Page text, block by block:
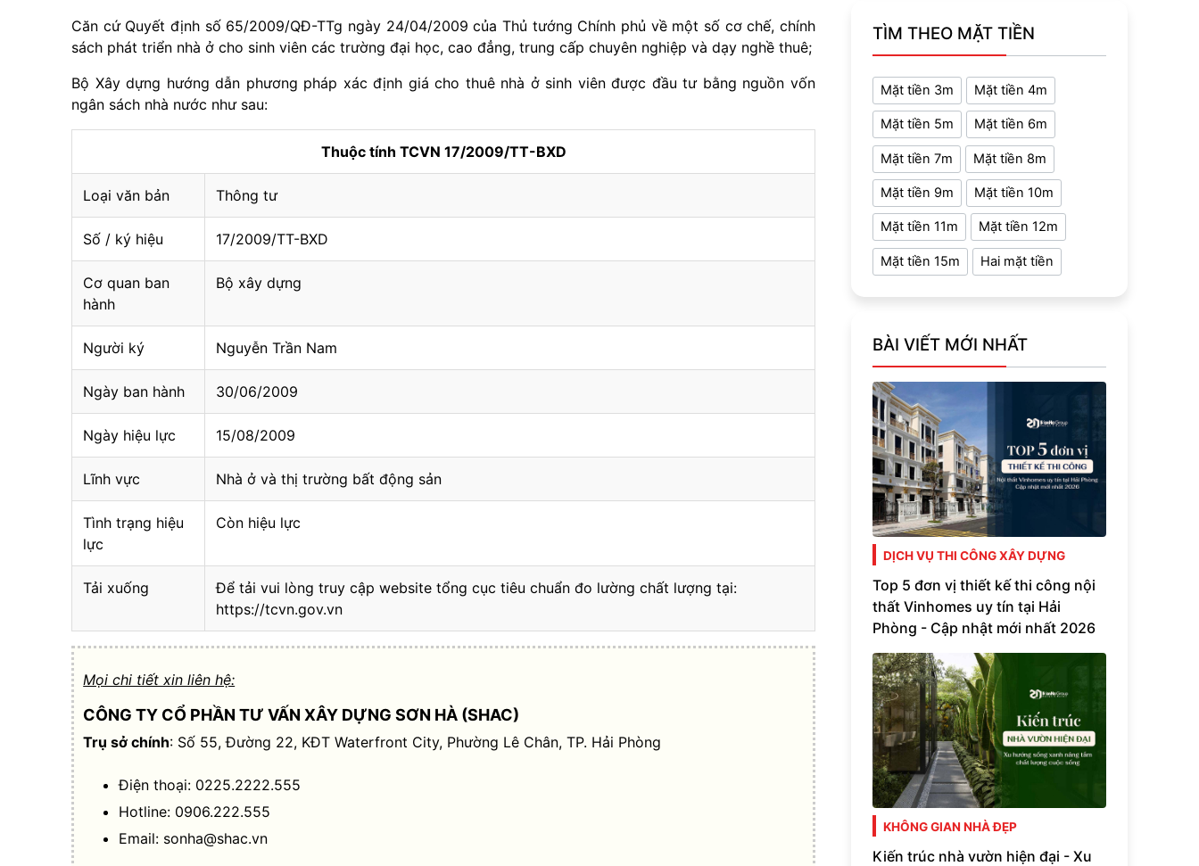
Căn cứ Quyết định số 65/2009/QĐ-TTg ngày 24/04/2009 của Thủ tướng Chính phủ về một số cơ chế, chính
sách phát triển nhà ở cho sinh viên các trường đại học, cao đẳng, trung cấp chuyên nghiệp và dạy nghề thuê;
Bộ Xây dựng hướng dẫn phương pháp xác định giá cho thuê nhà ở sinh viên được đầu tư bằng nguồn vốn
ngân sách nhà nước như sau:
Thuộc tính TCVN 17/2009/TT-BXD
Loại văn bản Thông tư
Số / ký hiệu 17/2009/TT-BXD
Cơ quan ban
hành
Bộ xây dựng
Người ký Nguyễn Trần Nam
Ngày ban hành 30/06/2009
Ngày hiệu lực 15/08/2009
Lĩnh vực Nhà ở và thị trường bất động sản
Tình trạng hiệu
lực
Còn hiệu lực
Tải xuống
Để tải vui lòng truy cập website tổng cục tiêu chuẩn đo lường chất lượng tại:
https://tcvn.gov.vn
Mọi chi tiết xin liên hệ:
CÔNG TY CỔ PHẦN TƯ VẤN XÂY DỰNG SƠN HÀ (SHAC)
Trụ sở chính: Số 55, Đường 22, KĐT Waterfront City, Phường Lê Chân, TP. Hải Phòng
Điện thoại: 0225.2222.555
Hotline: 0906.222.555
Email: sonha@shac.vn
TÌM THEO MẶT TIỀN
Mặt tiền 3m Mặt tiền 4m
Mặt tiền 5m Mặt tiền 6m
Mặt tiền 7m Mặt tiền 8m
Mặt tiền 9m Mặt tiền 10m
Mặt tiền 11m Mặt tiền 12m
Mặt tiền 15m Hai mặt tiền
BÀI VIẾT MỚI NHẤT
DỊCH VỤ THI CÔNG XÂY DỰNG
Top 5 đơn vị thiết kế thi công nội
thất Vinhomes uy tín tại Hải
Phòng - Cập nhật mới nhất 2026
KHÔNG GIAN NHÀ ĐẸP
Kiến trúc nhà vườn hiện đại - Xu